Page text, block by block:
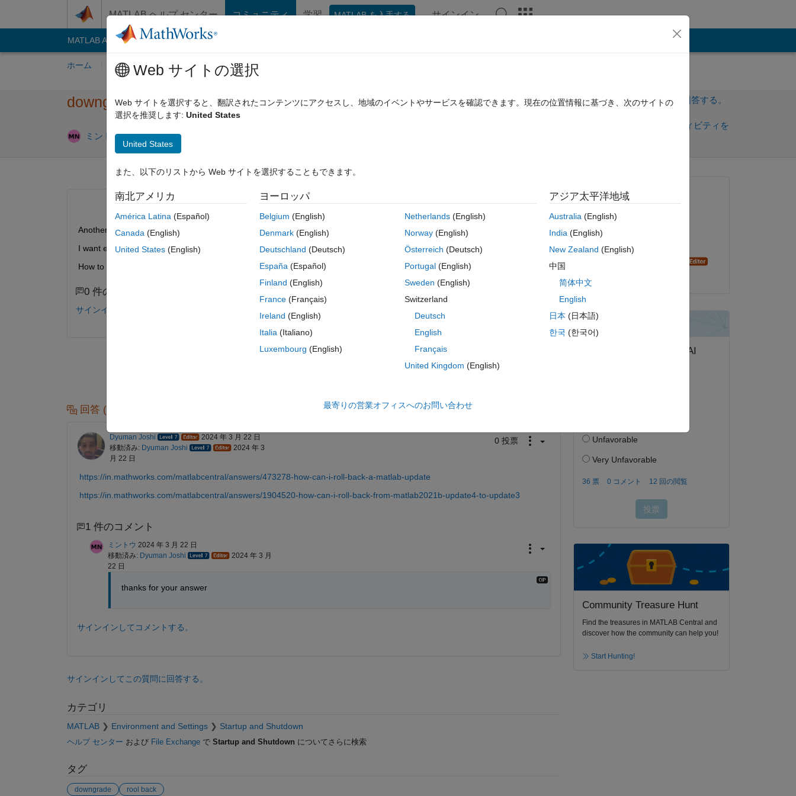
MATLAB ヘルプ センター コミュニティ 学習 MATLAB を入手する サインイン
MATLAB Answers File Exchange
ホーム 質問する 回答 閲覧 MATLAB に関する FAQ
downgrade From matlab r2022b update 8 to r2022b update 5
ミントウ 2024 3 月 22
サインインしてこの質問に回答する。
サインインしてアクティビティを
0 投票
Another Person in my team is using matlab r2022b update 5, but my matlab version is r2022b update 8.
I want everyone matlab version is r2022b update 5.
How to downgrade From matlab r2022b update 8  to r2022b update 5?
0 件のコメント
サインインしてコメントする。
サインインしてこの質問に回答する。
回答 (1 件)
Dyuman Joshi
2024 年 3 月 22 日
移動済み: Dyuman Joshi
2024 年 3
月 22 日
0 投票
https://in.mathworks.com/matlabcentral/answers/473278-how-can-i-roll-back-a-matlab-update
https://in.mathworks.com/matlabcentral/answers/1904520-how-can-i-roll-back-from-matlab2021b-update4-to-update3
1 件のコメント
ミントウ 2024 年 3 月 22 日
移動済み: Dyuman Joshi
2024 年 3 月
22 日
thanks for your answer
サインインしてコメントする。
サインインしてこの質問に回答する。
カテゴリ
MATLAB Environment and Settings Startup and Shutdown
ヘルプ センター および File Exchangeで Startup and Shutdown についてさらに検索
タグ
downgrade rool back
質問済み:
2024 年 3 月 22 日
移動済み:
Community Treasure Hunt
Find the treasures in MATLAB Central and
discover how the community can help you!
Start Hunting!
Web サイトの選択
Web サイトを選択すると、翻訳されたコンテンツにアクセスし、地域のイベントやサービスを確認できます。現在の位置情報に基づき、次のサイトの
選択を推奨します: United States
United States
また、以下のリストから Web サイトを選択することもできます。
南北アメリカ
América Latina (Español)
Canada (English)
United States (English)
ヨーロッパ
Belgium (English)
Denmark (English)
Deutschland (Deutsch)
España (Español)
Finland (English)
France (Français)
Ireland (English)
Italia (Italiano)
Luxembourg (English)
Netherlands(English)
Norway(English)
Österreich (Deutsch)
Portugal(English)
Sweden (English)
Switzerland
Deutsch
English
Français
United Kingdom (English)
アジア太平洋地域
Australia(English)
India(English)
New Zealand (English)
中国
简体中文
English
日本 (日本語)
한국 (한국어)
最寄りの営業オフィスへのお問い合わせ